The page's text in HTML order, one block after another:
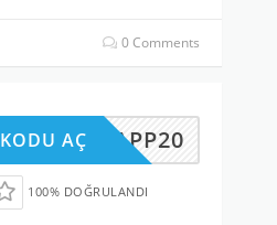
0 Comments
APP20
KODU AÇ
100% DOĞRULANDI